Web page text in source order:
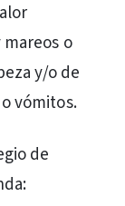
o
y/o de
vómitos.
de